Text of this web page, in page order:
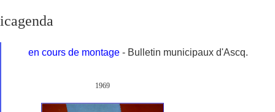
icagenda
en cours de montage - Bulletin municipaux d'Ascq.
1969